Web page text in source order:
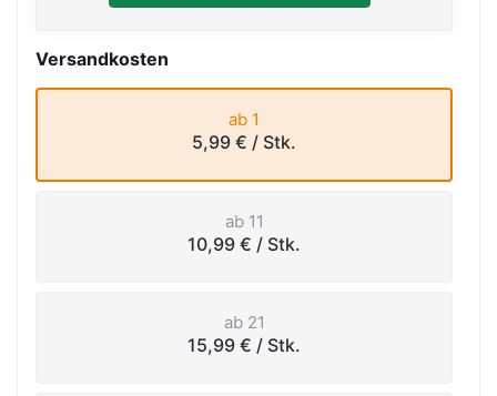
Versandkosten
ab 1
5,99 € / Stk.
ab 11
10,99 € / Stk.
ab 21
15,99 € / Stk.